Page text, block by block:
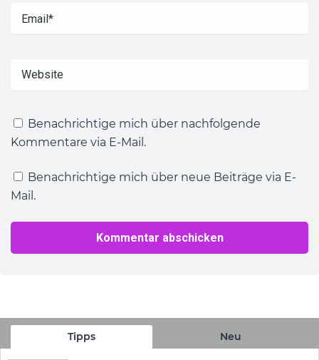
Benachrichtige mich über nachfolgende
Kommentare via E-Mail.
Benachrichtige mich über neue Beiträge via E-
Mail.
Tipps Neu